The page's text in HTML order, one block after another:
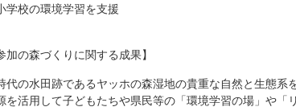
校の環境学習を支援
加の森づくりに関する成果】
水田跡であるヤッホの森湿地の貴重な自然と生態系
活用して子どもたちや県民等の「環境学習の場」や「